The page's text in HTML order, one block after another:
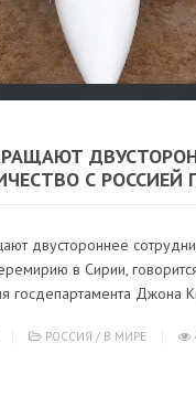
С РОССИЕЙ
двустороннее
в Сирии,
госдепартамента Джона
РОССИЯ / В МИРЕ